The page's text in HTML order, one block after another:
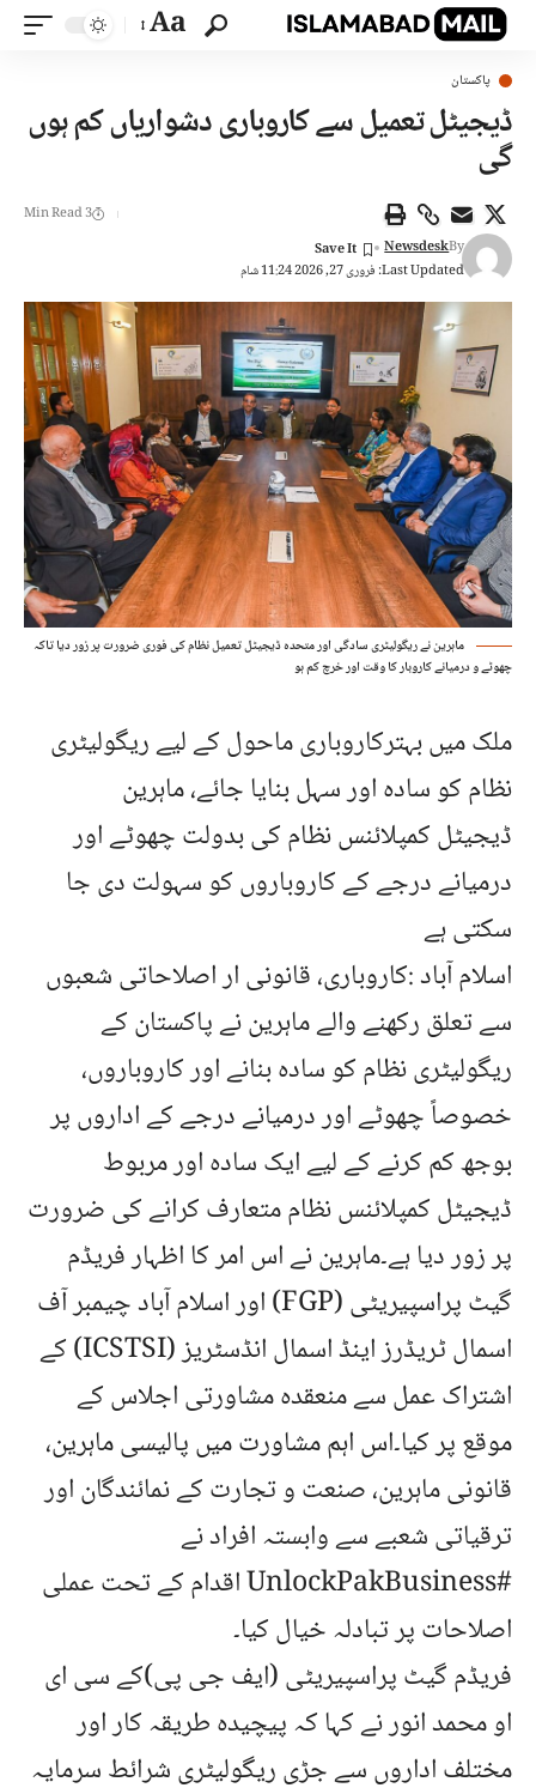
Aa
پاکستان
ڈیجیٹل تعمیل سے کاروباری دشواریاں کم ہوں
گی
Last Updated: فروری 27, 2026 11:24 شام
By
Newsdesk
3 Min Read
ماہرین نے ریگولیٹری سادگی اور متحدہ ڈیجیٹل تعمیل نظام کی فوری ضرورت پر زور دیا تاکہ
چھوٹے و درمیانے کاروبار کا وقت اور خرچ کم ہو
ملک میں بہترکاروباری ماحول کے لیے ریگولیٹری
نظام کو سادہ اور سہل بنایا جائے، ماہرین
ڈیجیٹل کمپلائنس نظام کی بدولت چھوٹے اور
درمیانے درجے کے کاروباروں کو سہولت دی جا
سکتی ہے
اسلام آباد :کاروباری، قانونی ار اصلاحاتی شعبوں
سے تعلق رکھنے والے ماہرین نے پاکستان کے
ریگولیٹری نظام کو سادہ بنانے اور کاروباروں،
خصوصاً چھوٹے اور درمیانے درجے کے اداروں پر
بوجھ کم کرنے کے لیے ایک سادہ اور مربوط
ڈیجیٹل کمپلائنس نظام متعارف کرانے کی ضرورت
پر زور دیا ہے۔ماہرین نے اس امر کا اظہار فریڈم
گیٹ پراسپیریٹی (FGP) اور اسلام آباد چیمبر آف
اسمال ٹریڈرز اینڈ اسمال انڈسٹریز (ICSTSI) کے
اشتراک عمل سے منعقدہ مشاورتی اجلاس کے
موقع پر کیا۔اس اہم مشاورت میں پالیسی ماہرین،
قانونی ماہرین، صنعت و تجارت کے نمائندگان اور
ترقیاتی شعبے سے وابستہ افراد نے
#UnlockPakBusiness اقدام کے تحت عملی
اصلاحات پر تبادلہ خیال کیا۔
فریڈم گیٹ پراسپیریٹی (ایف جی پی)کے سی ای
او محمد انور نے کہا کہ پیچیدہ طریقہ کار اور
مختلف اداروں سے جڑی ریگولیٹری شرائط سرمایہ